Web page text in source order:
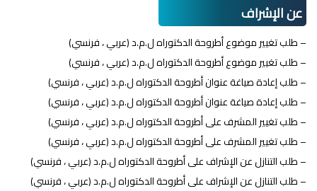
عن الإشراف
– طلب تغيير موضوع أطروحة الدكتوراه ل.م.د (عربي ، فرنسي)
– طلب تغيير موضوع أطروحة الدكتوراه ل.م.د (عربي ، فرنسي)
– طلب إعادة صياغة عنوان أطروحة الدكتوراه ل.م.د (عربي ، فرنسي)
– طلب إعادة صياغة عنوان أطروحة الدكتوراه ل.م.د (عربي ، فرنسي)
– طلب تغيير المشرف على أطروحة الدكتوراه ل.م.د (عربي ، فرنسي)
– طلب تغيير المشرف على أطروحة الدكتوراه ل.م.د (عربي ، فرنسي)
– طلب التنازل عن الإشراف على أطروحة الدكتوراه ل.م.د (عربي ، فرنسي)
– طلب التنازل عن الإشراف على أطروحة الدكتوراه ل.م.د (عربي ، فرنسي)